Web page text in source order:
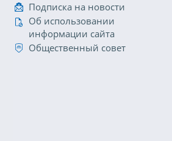
Подписка на новости
Об использовании
информации сайта
Общественный совет